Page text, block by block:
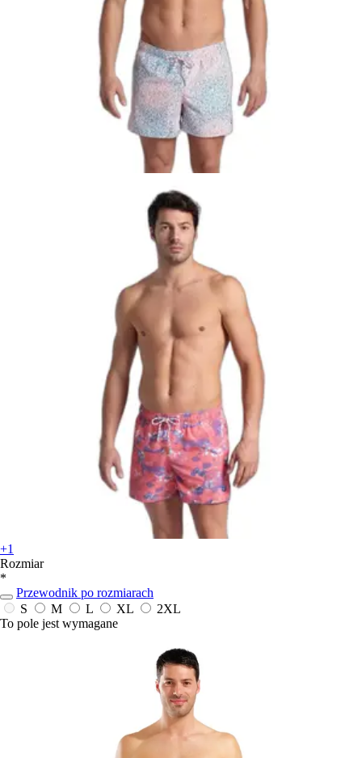
+1
Rozmiar
*
Przewodnik po rozmiarach
S
M L XL
2XL
To pole jest wymagane